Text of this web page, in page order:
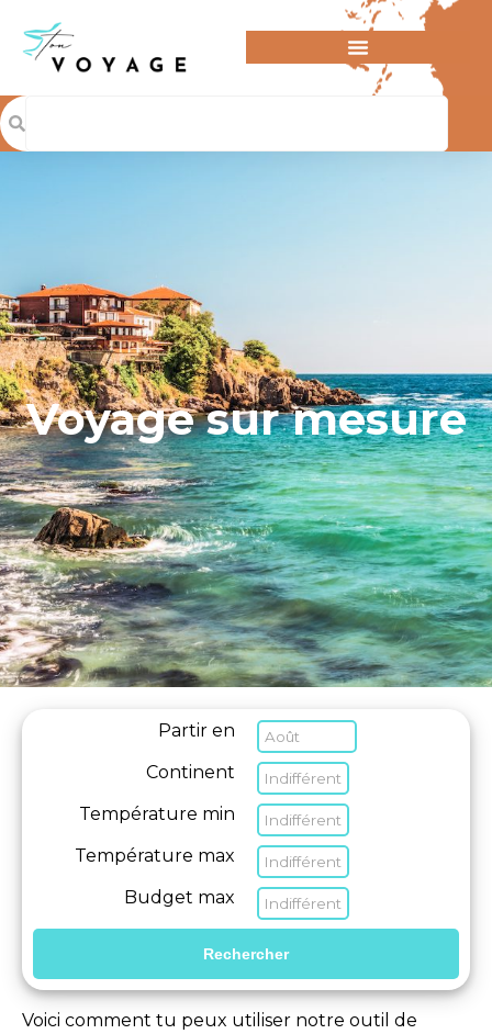
Voyage sur mesure
Partir en
Continent
Température min
Température max
Budget max
Rechercher
Voici comment tu peux utiliser notre outil de